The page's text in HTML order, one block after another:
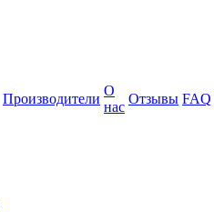
Производители
О
нас
Отзывы FAQ